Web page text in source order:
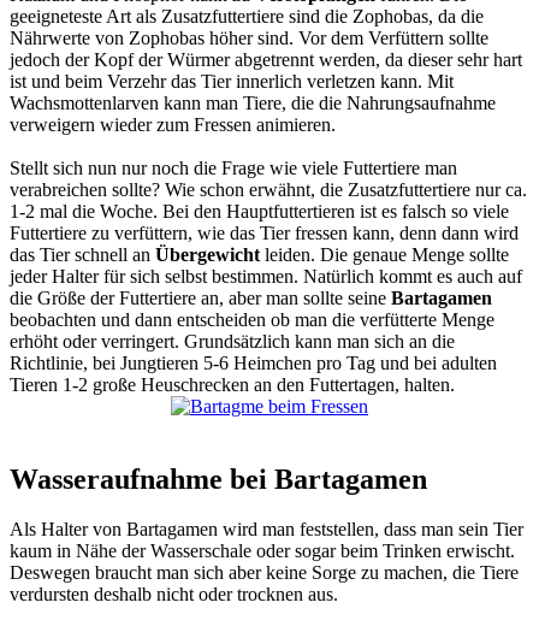
geeigneteste Art als Zusatzfuttertiere sind die Zophobas, da die
Nährwerte von Zophobas höher sind. Vor dem Verfüttern sollte
jedoch der Kopf der Würmer abgetrennt werden, da dieser sehr hart
ist und beim Verzehr das Tier innerlich verletzen kann. Mit
Wachsmottenlarven kann man Tiere, die die Nahrungsaufnahme
verweigern wieder zum Fressen animieren.
Stellt sich nun nur noch die Frage wie viele Futtertiere man
verabreichen sollte? Wie schon erwähnt, die Zusatzfuttertiere nur ca.
1-2 mal die Woche. Bei den Hauptfuttertieren ist es falsch so viele
Futtertiere zu verfüttern, wie das Tier fressen kann, denn dann wird
das Tier schnell an Übergewicht leiden. Die genaue Menge sollte
jeder Halter für sich selbst bestimmen. Natürlich kommt es auch auf
die Größe der Futtertiere an, aber man sollte seine Bartagamen
beobachten und dann entscheiden ob man die verfütterte Menge
erhöht oder verringert. Grundsätzlich kann man sich an die
Richtlinie, bei Jungtieren 5-6 Heimchen pro Tag und bei adulten
Tieren 1-2 große Heuschrecken an den Futtertagen, halten.
Wasseraufnahme bei Bartagamen
Als Halter von Bartagamen wird man feststellen, dass man sein Tier
kaum in Nähe der Wasserschale oder sogar beim Trinken erwischt.
Deswegen braucht man sich aber keine Sorge zu machen, die Tiere
verdursten deshalb nicht oder trocknen aus.